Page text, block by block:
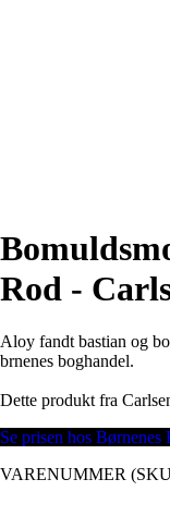
Rod -
Aloy fandt bastian og
brnenes boghandel.
Dette produkt fra
Se prisen hos Børnenes
VARENUMMER